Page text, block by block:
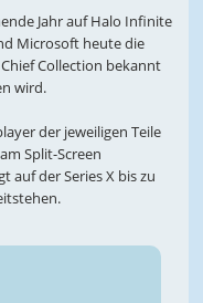
Jahr auf Halo Infinite
Microsoft heute die
Collection bekannt
wird.
der jeweiligen Teile
Split-Screen
auf der Series X bis zu